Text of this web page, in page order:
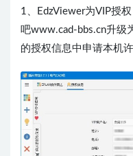
1、EdzViewer为VIP授
吧www.cad-bbs.cn升级
的授权信息中申请本机许